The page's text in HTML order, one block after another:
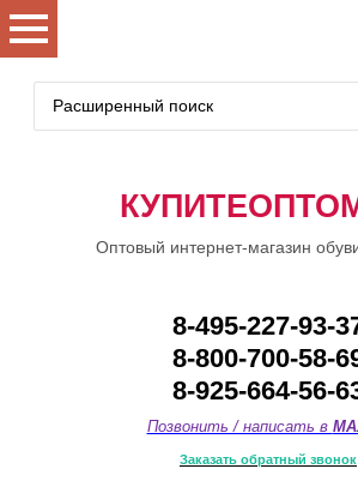
Расширенный поиск
Оптовый интернет-магазин
8-495-227-93-
8-800-700-58-
8-925-664-56-
Позвонить / написать в
Заказать обратный звонок